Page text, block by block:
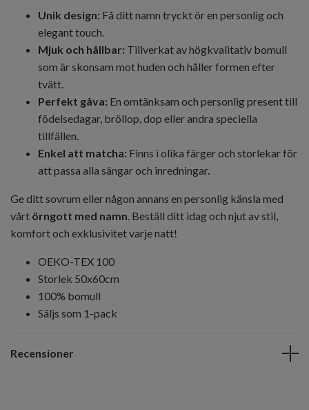
Unik design: Få ditt namn tryckt ör en personlig och
elegant touch.
Mjuk och hållbar: Tillverkat av högkvalitativ bomull
som är skonsam mot huden och håller formen efter
tvätt.
Perfekt gåva: En omtänksam och personlig present till
födelsedagar, bröllop, dop eller andra speciella
tillfällen.
Enkel att matcha: Finns i olika färger och storlekar för
att passa alla sängar och inredningar.
Ge ditt sovrum eller någon annans en personlig känsla med
vårt örngott med namn. Beställ ditt idag och njut av stil,
komfort och exklusivitet varje natt!
OEKO-TEX 100
Storlek 50x60cm
100% bomull
Säljs som 1-pack
Recensioner